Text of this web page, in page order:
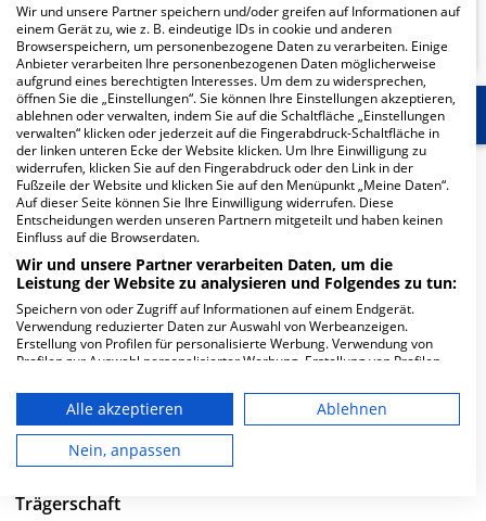
KLINIKEN FINDEN
Start Für die Klinik Weitere Fachabteilungen
Herzlich Willkommen
Campus Großhadern in der Marchioninistraße 15 ist ein
großes Krankenhaus in München. Mit einer Kapazität
von 1.308 Betten werden in den spezialisierten
Fachabteilungen pro Jahr etwa 41.881 medizinische Fälle
behandelt und therapiert.
Besuchszeiten
0 bis 23 Uhr
Trägerschaft
Wir und unsere Partner speichern und/oder greifen auf Informationen auf
einem Gerät zu, wie z. B. eindeutige IDs in cookie und anderen
Browserspeichern, um personenbezogene Daten zu verarbeiten. Einige
Anbieter verarbeiten Ihre personenbezogenen Daten möglicherweise
aufgrund eines berechtigten Interesses. Um dem zu widersprechen,
öffnen Sie die „Einstellungen“. Sie können Ihre Einstellungen akzeptieren,
ablehnen oder verwalten, indem Sie auf die Schaltfläche „Einstellungen
verwalten“ klicken oder jederzeit auf die Fingerabdruck-Schaltfläche in
der linken unteren Ecke der Website klicken. Um Ihre Einwilligung zu
widerrufen, klicken Sie auf den Fingerabdruck oder den Link in der
Fußzeile der Website und klicken Sie auf den Menüpunkt „Meine Daten“.
Auf dieser Seite können Sie Ihre Einwilligung widerrufen. Diese
Entscheidungen werden unseren Partnern mitgeteilt und haben keinen
Einfluss auf die Browserdaten.
Wir und unsere Partner verarbeiten Daten, um die
Leistung der Website zu analysieren und Folgendes zu tun:
Speichern von oder Zugriff auf Informationen auf einem Endgerät.
Verwendung reduzierter Daten zur Auswahl von Werbeanzeigen.
Erstellung von Profilen für personalisierte Werbung. Verwendung von
Profilen zur Auswahl personalisierter Werbung. Erstellung von Profilen
personalisierter Inhalte. Messung der Werbeleistung. Messung der
Performance von Inhalten. Analyse von Zielgruppen durch Statistiken
oder Kombinationen von Daten aus verschiedenen Quellen. Entwicklung
und Verbesserung der Angebote. Verwendung reduzierter Daten zur
Auswahl von Inhalten.
die USA gesendet werden.
Alle akzeptieren
Ablehnen
Nein, anpassen